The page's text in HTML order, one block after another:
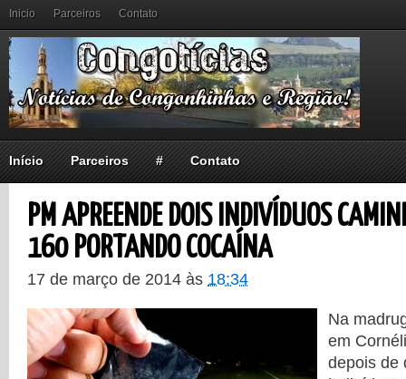
Inicio Parceiros Contato
Início Parceiros # Contato
PM APREENDE DOIS INDIVÍDUOS
160 PORTANDO COCAÍNA
17 de março de 2014 às 18:34
Na
em
depois de